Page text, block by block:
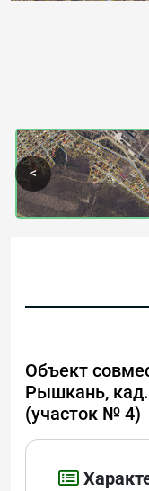
<
Объект
Рышкань,
(участок № 4)